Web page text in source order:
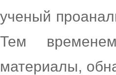
ученый
Тем
материалы,